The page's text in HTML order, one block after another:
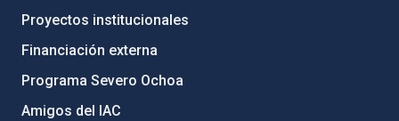
Proyectos institucionales
Financiación externa
Programa Severo Ochoa
Amigos del IAC